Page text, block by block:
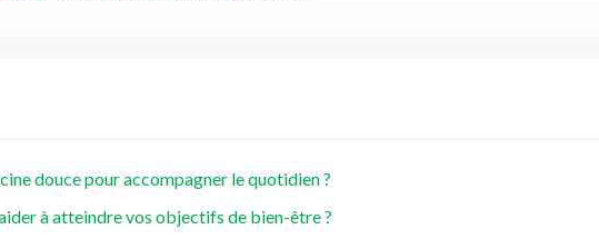
douce pour accompagner le quotidien ?
à atteindre vos objectifs de bien-être ?